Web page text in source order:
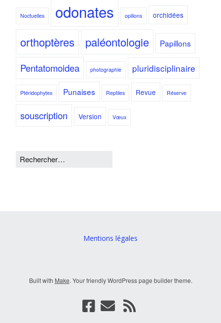
Noctuelles odonates opilions orchidées
orthoptères paléontologie Papillons
Pentatomoidea photographie pluridisciplinaire
Ptéridophytes Punaises Reptiles Revue Réserve
souscription Version Vœux
Mentions légales
Built with Make. Your friendly WordPress page builder theme.